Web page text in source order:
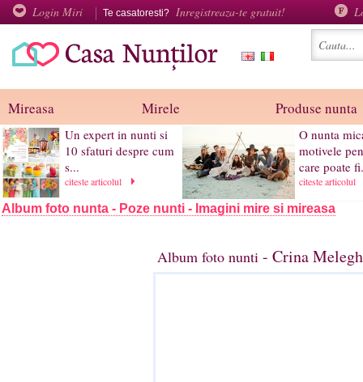
Login Miri Te casatoresti? Inregistreaza-te gratuit!
Mireasa Mirele Produse nunta
Un expert in nunti si
10 sfaturi despre cum
s...
citeste articolul
O nunta
motivele
care poate
citeste articolul
Album foto nunta - Poze nunti - Imagini mire si mireasa
Album foto nunti - Crina